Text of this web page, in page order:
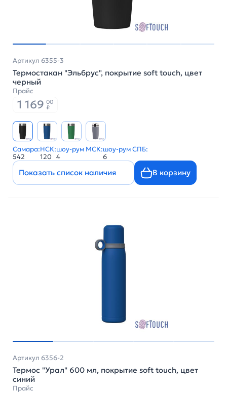
Артикул 6355-3
Термостакан "Эльбрус", покрытие soft touch, цвет
черный
Прайс
1 169 00
₽
Самара:
542
НСК:
120
шоу-рум МСК:
4
шоу-рум СПБ:
6
Показать список наличия В корзину
Артикул 6356-2
Термос "Урал" 600 мл, покрытие soft touch, цвет
синий
Прайс